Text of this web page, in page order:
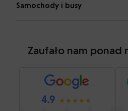
Samochody i busy
Zaufało nam ponad
4.9